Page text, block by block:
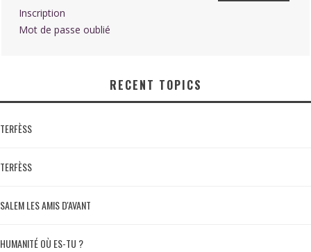
Inscription
Mot de passe oublié
RECENT TOPICS
TERFÈSS
TERFÈSS
SALEM LES AMIS D'AVANT
HUMANITÉ OÙ ES-TU ?